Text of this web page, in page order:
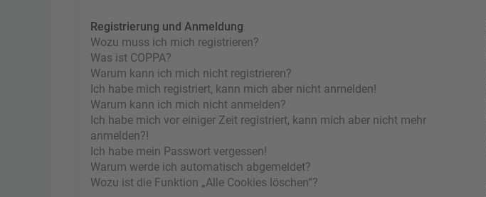
Registrierung und Anmeldung
Wozu muss ich mich registrieren?
Was ist COPPA?
Warum kann ich mich nicht registrieren?
Ich habe mich registriert, kann mich aber nicht anmelden!
Warum kann ich mich nicht anmelden?
Ich habe mich vor einiger Zeit registriert, kann mich aber nicht mehr
anmelden?!
Ich habe mein Passwort vergessen!
Warum werde ich automatisch abgemeldet?
Wozu ist die Funktion „Alle Cookies löschen“?